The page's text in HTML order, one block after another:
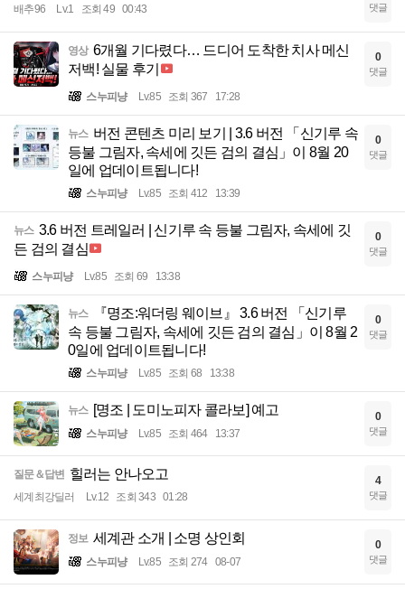
배추96 Lv.1 조회 49 00:43 댓글
영상 6개월 기다렸다… 드디어 도착한 치사 메신
저백! 실물 후기
스누피냥 Lv.85 조회 367 17:28
0
댓글
뉴스 버전 콘텐츠 미리 보기 | 3.6 버전 「신기루 속
등불 그림자, 속세에 깃든 검의 결심」이 8월 20
일에 업데이트됩니다!
스누피냥 Lv.85 조회 412 13:39
0
댓글
뉴스 3.6 버전 트레일러 | 신기루 속 등불 그림자, 속세에 깃
든 검의 결심
스누피냥 Lv.85 조회 69 13:38
0
댓글
뉴스
『명조:워더링 웨이브』 3.6 버전 「신기루
속 등불 그림자, 속세에 깃든 검의 결심」이 8월 2
0일에 업데이트됩니다!
스누피냥 Lv.85 조회 68 13:38
0
댓글
뉴스 [명조 | 도미노피자 콜라보] 예고
스누피냥 Lv.85 조회 464 13:37
0
댓글
질문＆답변 힐러는 안나오고
세계최강딜러 Lv.12 조회 343 01:28
4
댓글
정보 세계관 소개 | 소명 상인회
스누피냥 Lv.85 조회 274 08-07
0
댓글